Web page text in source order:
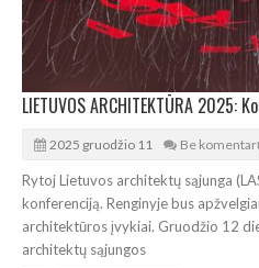
2025 gruodžio 11 Be
Rytoj Lietuvos architektų sąjunga
konferenciją. Renginyje bus
architektūros įvykiai. Gruodžio 12
architektų sąjungos